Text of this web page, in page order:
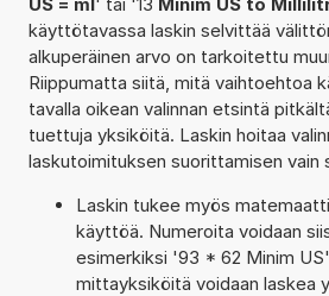
käyttötavassa laskin selvittää
alkuperäinen arvo on tarkoitettu
Riippumatta siitä, mitä vaihtoehtoa
tavalla oikean valinnan etsintä
tuettuja yksiköitä. Laskin hoitaa
laskutoimituksen suorittamisen vain
Laskin tukee myös
käyttöä. Numeroita voidaan
esimerkiksi '93 * 62 Minim
mittayksiköitä voidaan laskea